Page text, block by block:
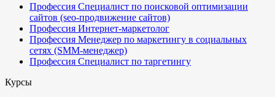
Профессия Специалист по поисковой оптимизации
сайтов (seo-продвижение сайтов)
Профессия Интернет-маркетолог
Профессия Менеджер по маркетингу в социальных
сетях (SMM-менеджер)
Профессия Специалист по таргетингу
Курсы